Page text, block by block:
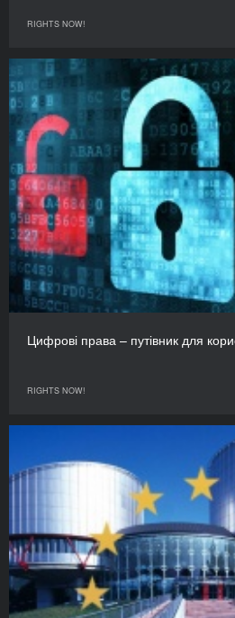
RIGHTS NOW!
Цифрові права – путівник для
RIGHTS NOW!